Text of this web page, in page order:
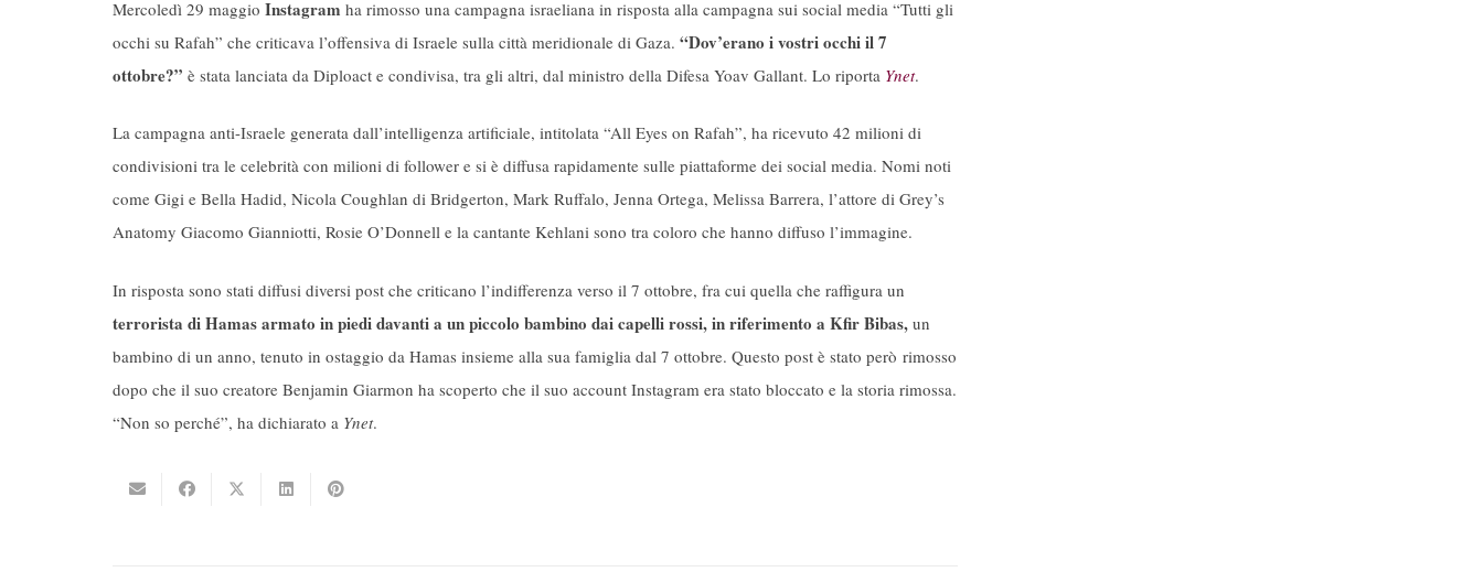
Mercoledì 29 maggio Instagram ha rimosso una campagna israeliana in risposta alla campagna sui social media “Tutti gli
occhi su Rafah” che criticava l’offensiva di Israele sulla città meridionale di Gaza. “Dov’erano i vostri occhi il 7
ottobre?” è stata lanciata da Diploact e condivisa, tra gli altri, dal ministro della Difesa Yoav Gallant. Lo riporta Ynet.
La campagna anti-Israele generata dall’intelligenza artificiale, intitolata “All Eyes on Rafah”, ha ricevuto 42 milioni di
condivisioni tra le celebrità con milioni di follower e si è diffusa rapidamente sulle piattaforme dei social media. Nomi noti
come Gigi e Bella Hadid, Nicola Coughlan di Bridgerton, Mark Ruffalo, Jenna Ortega, Melissa Barrera, l’attore di Grey’s
Anatomy Giacomo Gianniotti, Rosie O’Donnell e la cantante Kehlani sono tra coloro che hanno diffuso l’immagine.
In risposta sono stati diffusi diversi post che criticano l’indifferenza verso il 7 ottobre, fra cui quella che raffigura un
terrorista di Hamas armato in piedi davanti a un piccolo bambino dai capelli rossi, in riferimento a Kfir Bibas, un
bambino di un anno, tenuto in ostaggio da Hamas insieme alla sua famiglia dal 7 ottobre. Questo post è stato però rimosso
dopo che il suo creatore Benjamin Giarmon ha scoperto che il suo account Instagram era stato bloccato e la storia rimossa.
“Non so perché”, ha dichiarato a Ynet.